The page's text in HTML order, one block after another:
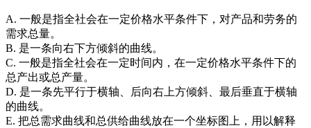
A. 一般是指全社会在一定价格水平条件下，对产品和劳务的
需求总量。
B. 是一条向右下方倾斜的曲线。
C. 一般是指全社会在一定时间内，在一定价格水平条件下的
总产出或总产量。
D. 是一条先平行于横轴、后向右上方倾斜、最后垂直于横轴
的曲线。
E. 把总需求曲线和总供给曲线放在一个坐标图上，用以解释